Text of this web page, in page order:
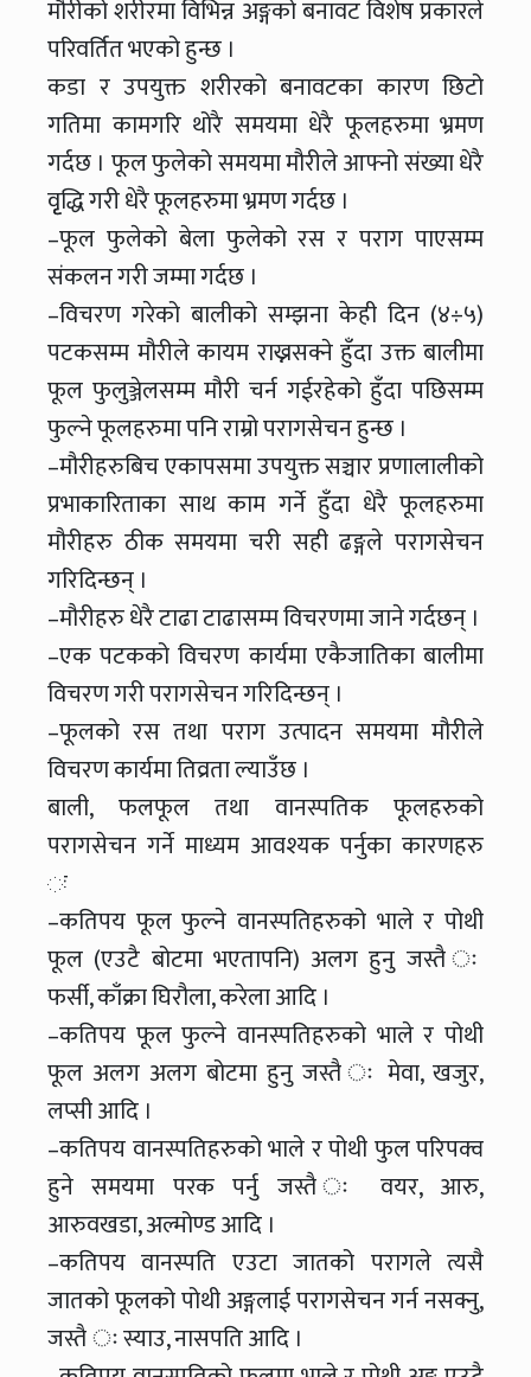
मौरीको शरीरमा विभिन्न अङ्गको बनावट विशेष प्रकारले
परिवर्तित भएको हुन्छ ।
कडा र उपयुक्त शरीरको बनावटका कारण छिटो
गतिमा कामगरि थोरै समयमा धेरै फूलहरुमा भ्रमण
गर्दछ । फूल फुलेको समयमा मौरीले आफ्नो संख्या धेरै
वृृद्धि गरी धेरै फूलहरुमा भ्रमण गर्दछ ।
–फूल फुलेको बेला फुलेको रस र पराग पाएसम्म
संकलन गरी जम्मा गर्दछ ।
–विचरण गरेको बालीको सम्झना केही दिन (४÷५)
पटकसम्म मौरीले कायम राख्नसक्ने हुँदा उक्त बालीमा
फूल फुलुञ्जेलसम्म मौरी चर्न गईरहेको हुँदा पछिसम्म
फुल्ने फूलहरुमा पनि राम्रो परागसेचन हुन्छ ।
–मौरीहरुबिच एकापसमा उपयुक्त सञ्चार प्रणालालीको
प्रभाकारिताका साथ काम गर्ने हुँदा धेरै फूलहरुमा
मौरीहरु ठीक समयमा चरी सही ढङ्गले परागसेचन
गरिदिन्छन् ।
–मौरीहरु धेरै टाढा टाढासम्म विचरणमा जाने गर्दछन् ।
–एक पटकको विचरण कार्यमा एकैजातिका बालीमा
विचरण गरी परागसेचन गरिदिन्छन् ।
–फूलको रस तथा पराग उत्पादन समयमा मौरीले
विचरण कार्यमा तिव्रता ल्याउँछ ।
बाली, फलफूल तथा वानस्पतिक फूलहरुको
परागसेचन गर्ने माध्यम आवश्यक पर्नुका कारणहरु
ः
–कतिपय फूल फुल्ने वानस्पतिहरुको भाले र पोथी
फूल (एउटै बोटमा भएतापनि) अलग हुनु जस्तै ः
फर्सी, काँक्रा घिरौला, करेला आदि ।
–कतिपय फूल फुल्ने वानस्पतिहरुको भाले र पोथी
फूल अलग अलग बोटमा हुनु जस्तै ः मेवा, खजुर,
लप्सी आदि ।
–कतिपय वानस्पतिहरुको भाले र पोथी फुल परिपक्व
हुने समयमा परक पर्नु जस्तै ः वयर, आरु,
आरुवखडा, अल्मोण्ड आदि ।
–कतिपय वानस्पति एउटा जातको परागले त्यसै
जातको फूलको पोथी अङ्गलाई परागसेचन गर्न नसक्नु,
जस्तै ः स्याउ, नासपति आदि ।